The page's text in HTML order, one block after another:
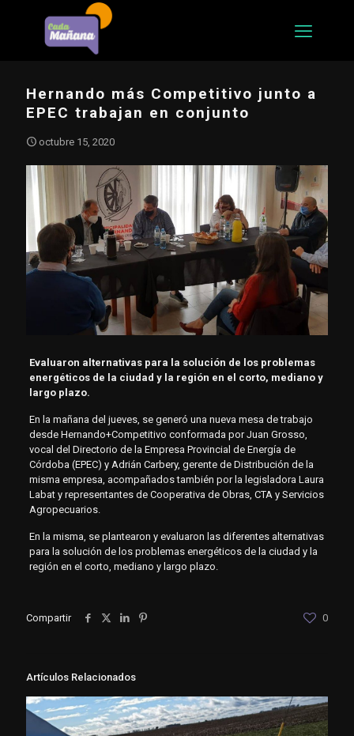
Hernando más Competitivo junto a
EPEC trabajan en conjunto
octubre 15, 2020
Evaluaron alternativas para la solución de los problemas
energéticos de la ciudad y la región en el corto, mediano y
largo plazo.
En la mañana del jueves, se generó una nueva mesa de trabajo
desde Hernando+Competitivo conformada por Juan Grosso,
vocal del Directorio de la Empresa Provincial de Energía de
Córdoba (EPEC) y Adrián Carbery, gerente de Distribución de la
misma empresa, acompañados también por la legisladora Laura
Labat y representantes de Cooperativa de Obras, CTA y Servicios
Agropecuarios.
En la misma, se plantearon y evaluaron las diferentes alternativas
para la solución de los problemas energéticos de la ciudad y la
región en el corto, mediano y largo plazo.
Compartir 0
Artículos Relacionados